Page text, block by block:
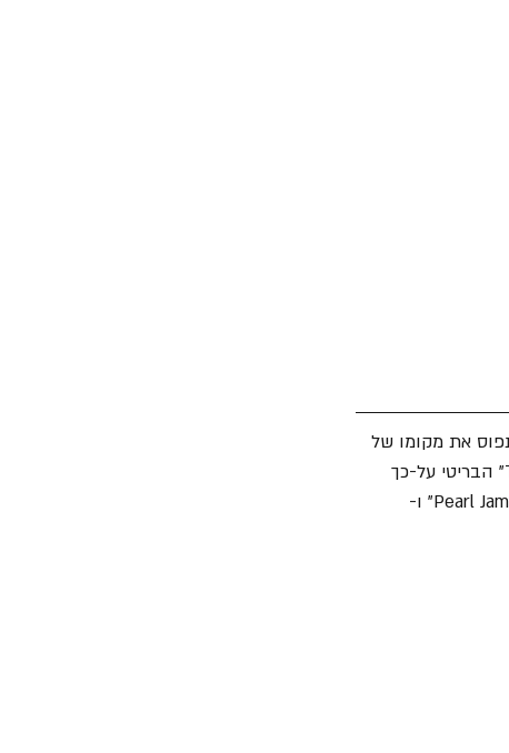
את מקומו של
". השמועות החלו להתגלגל בעקבות דיווח של "The Sun" הבריטי על-כך
(מלהקות "Pearl Jam" ו-